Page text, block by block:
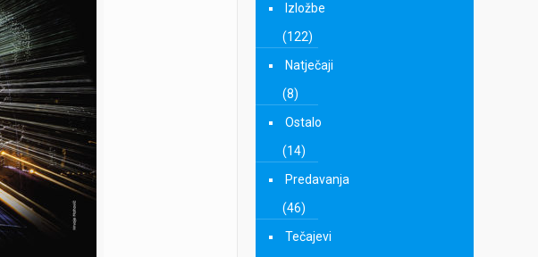
Izložbe
(122)
Natječaji
(8)
Ostalo
(14)
Predavanja
(46)
Tečajevi